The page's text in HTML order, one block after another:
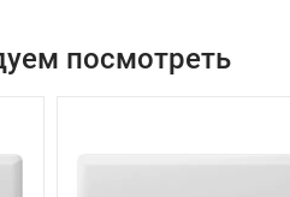
посмотреть